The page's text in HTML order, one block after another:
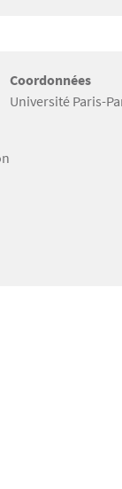
Coordonnées
Université Paris-